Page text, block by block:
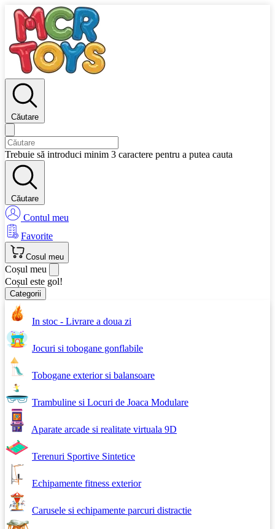
Căutare
Trebuie să introduci minim 3 caractere pentru a putea cauta
Căutare
Contul meu
Favorite
Cosul meu
Coșul meu
Coșul este gol!
Categorii
In stoc - Livrare a doua zi
Jocuri si tobogane gonflabile
Tobogane exterior si balansoare
Trambuline si Locuri de Joaca Modulare
Aparate arcade si realitate virtuala 9D
Terenuri Sportive Sintetice
Echipamente fitness exterior
Carusele si echipamente parcuri distractie